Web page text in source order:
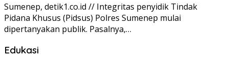
Sumenep, detik1.co.id // Integritas penyidik Tindak
Pidana Khusus (Pidsus) Polres Sumenep mulai
dipertanyakan publik. Pasalnya,…
Edukasi